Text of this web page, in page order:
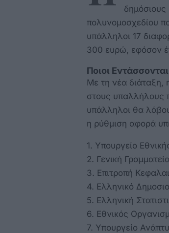
πολυνομοσχεδίου
υπάλληλοι 17
300 ευρώ, εφόσον
Ποιοι
Με τη νέα διάταξη,
στους υπαλλήλους
υπάλληλοι θα
η ρύθμιση αφορά
1. Υπουργείο
2. Γενική
3. Επιτροπή
4. Ελληνικό
5. Ελληνική
6. Εθνικός
7. Υπουργείο